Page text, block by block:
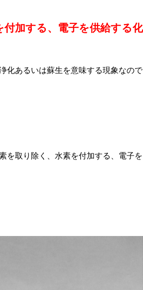
加する、電子を供給する化
化あるいは蘇生を意味する現象なので
を取り除く、水素を付加する、電子を